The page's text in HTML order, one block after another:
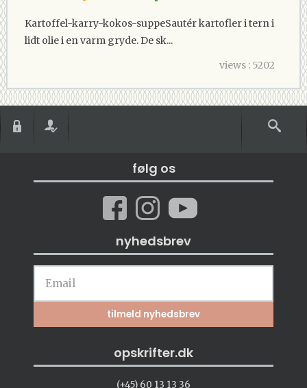
Kartoffel-karry-kokos-suppeSautér kartofler i tern i
lidt olie i en varm gryde. De sk...
views : 5202
følg os
nyhedsbrev
opskrifter.dk
(+45) 60 13 13 36